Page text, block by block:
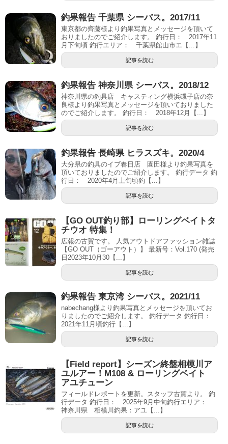
釣果報告 千葉県 シーバス。2017/11
東京都の齊藤様より釣果写真とメッセージを頂いて
おりましたのでご紹介します。 釣行日： 2017年11
月下旬頃 釣行エリア： 千葉県館山市エ【...】
記事を読む
釣果報告 神奈川県 シーバス。2018/12
神奈川県の釣具店 キャスティング横浜磯子店の奈
良様より釣果写真とメッセージを頂いておりました
のでご紹介します。 釣行日： 2018年12月【...】
記事を読む
釣果報告 長崎県 ヒラスズキ。2020/4
大分県の釣具のイブ春日店 園田様より釣果写真を
頂いておりましたのでご紹介します。 釣行データ 釣
行日： 2020年4月上旬頃釣【...】
記事を読む
【GO OUT釣り部】ローリングベイトタ
チウオ 特集！
広報の古賀です。 人気アウトドアファッション雑誌
【GO OUT（ゴーアウト）】 最新号：Vol.170 (発売
日2023年10月30【...】
記事を読む
釣果報告 東京湾 シーバス。2021/11
nabechang様より釣果写真とメッセージを頂いてお
りましたのでご紹介します。 釣行データ 釣行日：
2021年11月頃釣行【...】
記事を読む
【Field report】シーズン終盤相模川ア
ユルアー！M108 & ローリングベイト
アユチューン
フィールドレポートを更新。スタッフ古賀より。 釣
行データ 釣行日： 2025年9月中旬釣行エリア：
神奈川県 相模川釣果：アユ【...】
記事を読む